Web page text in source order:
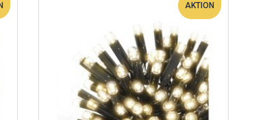
AKTION